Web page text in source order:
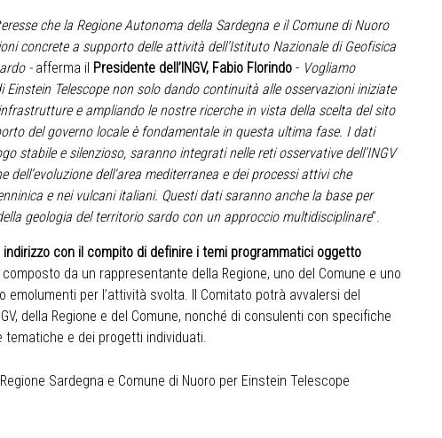
che la Regione Autonoma della Sardegna e il Comune di Nuoro
concrete a supporto delle attività dell’Istituto Nazionale di Geofisica
-afferma il Presidente dell’INGV, Fabio Florindo- Vogliamo
Telescope non solo dando continuità alle osservazioni iniziate
e ampliando le nostre ricerche in vista della scelta del sito
del governo locale è fondamentale in questa ultima fase. I dati
stabile e silenzioso, saranno integrati nelle reti osservative dell’INGV
dell’evoluzione dell'area mediterranea e dei processi attivi che
e nei vulcani italiani. Questi dati saranno anche la base per
geologia del territorio sardo con un approccio multidisciplinare”.
con il compito di definire i temi programmatici oggetto
composto da un rappresentante della Regione, uno del Comune e uno
emolumenti per l’attività svolta. Il Comitato potrà avvalersi del
della Regione e del Comune, nonché di consulenti con specifiche
tematiche e dei progetti individuati.